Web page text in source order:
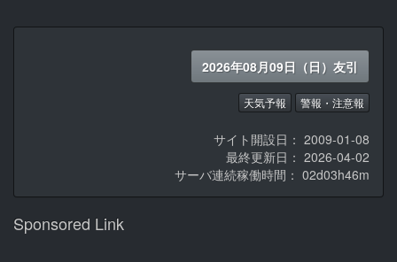
2026年08月09日（日）友引
天気予報 警報・注意報
サイト開設日： 2009-01-08
最終更新日： 2026-04-02
サーバ連続稼働時間： 02d03h46m
Sponsored Link